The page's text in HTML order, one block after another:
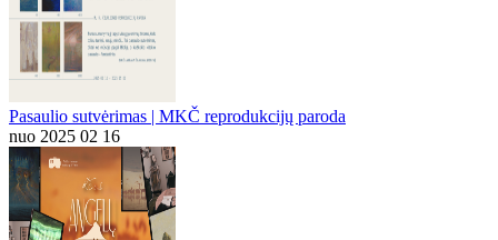
Pasaulio sutvėrimas | MKČ reprodukcijų paroda
nuo 2025 02 16